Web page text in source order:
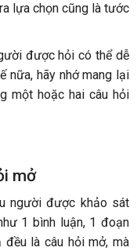
lựa chọn cũng là tước
được hỏi có thể dễ
nữa, hãy nhớ mang lại
một hoặc hai câu hỏi
mở
người được khảo sát
1 bình luận, 1 đoạn
là câu hỏi mở, mà